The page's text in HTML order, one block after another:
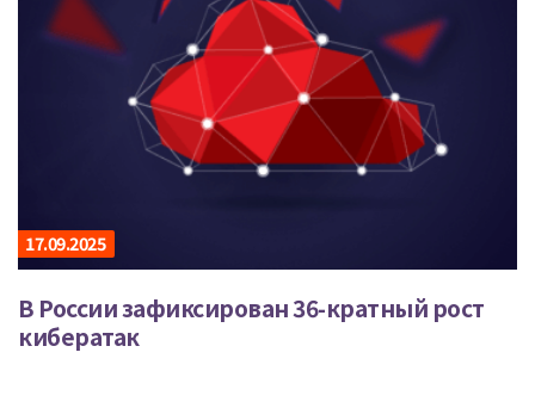
17.09.2025
В России зафиксирован 36-кратный рост
кибератак